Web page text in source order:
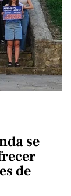
se
de